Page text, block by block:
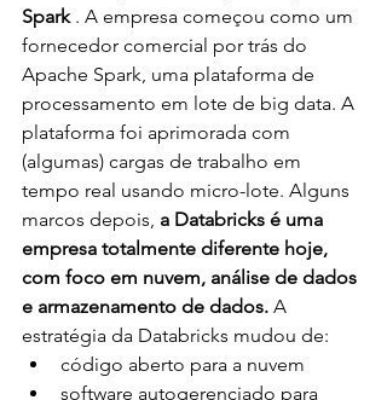
Spark . A empresa começou como um
fornecedor comercial por trás do
Apache Spark, uma plataforma de
processamento em lote de big data. A
plataforma foi aprimorada com
(algumas) cargas de trabalho em
tempo real usando micro-lote. Alguns
marcos depois, a Databricks é uma
empresa totalmente diferente hoje,
com foco em nuvem, análise de dados
e armazenamento de dados. A
estratégia da Databricks mudou de:
código aberto para a nuvem
software autogerenciado para